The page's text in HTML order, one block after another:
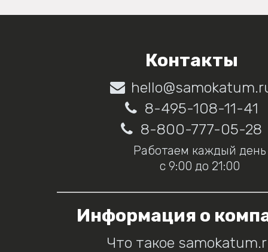
Контакты
8-495-108-11-41
8-800-777-05-28
Работаем каждый день
с 9:00 до 21:00
Информация о
Что такое